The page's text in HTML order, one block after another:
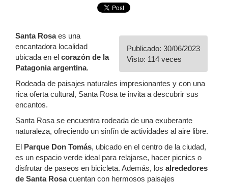
Publicado: 30/06/2023
Visto: 114 veces
Santa Rosaes una
encantadora localidad
ubicada en el corazón de la
Patagonia argentina.
Rodeada de paisajes naturales impresionantes y con una
rica oferta cultural, Santa Rosa te invita a descubrir sus
encantos.
Santa Rosa se encuentra rodeada de una exuberante
naturaleza, ofreciendo un sinfín de actividades al aire libre.
El Parque Don Tomás, ubicado en el centro de la ciudad,
es un espacio verde ideal para relajarse, hacer picnics o
disfrutar de paseos en bicicleta. Además, los alrededores
de Santa Rosacuentan con hermosos paisajes